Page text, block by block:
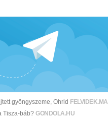
gyöngyszeme, Ohrid FELVIDEK.MA
Tisza-báb? GONDOLA.HU